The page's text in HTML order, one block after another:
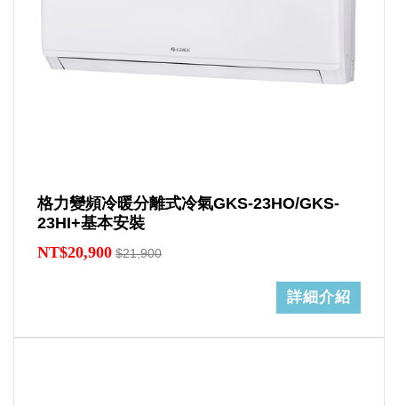
格力變頻冷暖分離式冷氣GKS-23HO/GKS-
23HI+基本安裝
NT$20,900 $21,900
詳細介紹